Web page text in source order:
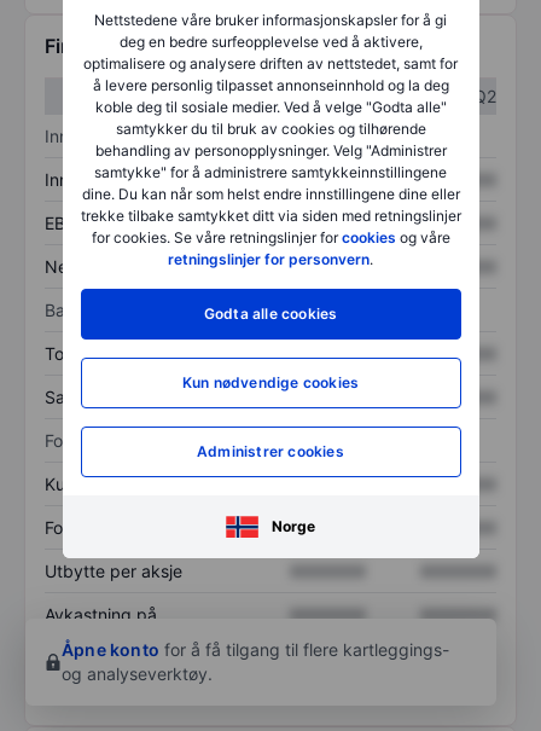
Nettstedene våre bruker informasjonskapsler for å gi
deg en bedre surfeopplevelse ved å aktivere,
optimalisere og analysere driften av nettstedet, samt for
å levere personlig tilpasset annonseinnhold og la deg
koble deg til sosiale medier. Ved å velge "Godta alle"
samtykker du til bruk av cookies og tilhørende
behandling av personopplysninger. Velg "Administrer
samtykke" for å administrere samtykkeinnstillingene
dine. Du kan når som helst endre innstillingene dine eller
trekke tilbake samtykket ditt via siden med retningslinjer
for cookies. Se våre retningslinjer forcookies og våre
retningslinjer for personvern.
Godta alle cookies
Kun nødvendige cookies
Administrer cookies
Norge
Finansiell informasjon
Q1
Q2
Inntektsoversikt
Inntekter XXXXXXX XXXXXXX
EBITDA XXXXXXX XXXXXXX
Nettoinntekt XXXXXXX
Balanse
Totale eiendeler XXXXXXX XXXXXXX
Samlet gjeld
Forholdstall
Kurs/salg XXXXXXX XXXXXXX
Fortjeneste per aksje XXXXXXX
Utbytte per aksje
Avkastning på
egenkapital
XXXXXXX
XXXXXXX
Åpne konto for å få tilgang til flere kartleggings-
og analyseverktøy.